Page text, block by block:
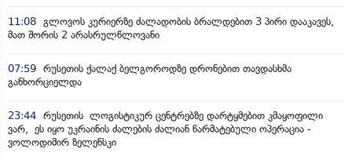
11:08 გლოვოს კურიერზე ძალადობის ბრალდებით 3 პირი დააკავეს,
მათ შორის 2 არასრულწლოვანი
07:59 რუსეთის ქალაქ ბელგოროდზე დრონებით თავდასხმა
განხორციელდა
23:44 რუსეთის ლოგისტიკურ ცენტრებზე დარტყმებით კმაყოფილი
ვარ, ეს იყო უკრაინის ძალების ძალიან წარმატებული ოპერაცია -
ვოლოდიმირ ზელენსკი